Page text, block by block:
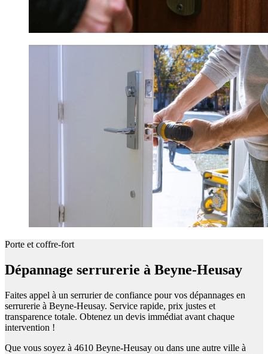
Porte et coffre-fort
Dépannage serrurerie à Beyne-Heusay
Faites appel à un serrurier de confiance pour vos dépannages en
serrurerie à Beyne-Heusay. Service rapide, prix justes et
transparence totale. Obtenez un devis immédiat avant chaque
intervention !
Que vous soyez à 4610 Beyne-Heusay ou dans une autre ville à